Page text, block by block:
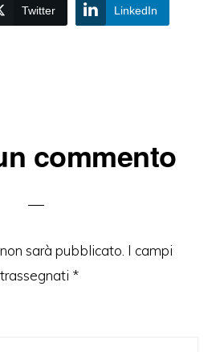
Twitter LinkedIn
commento
sarà pubblicato. I campi
*